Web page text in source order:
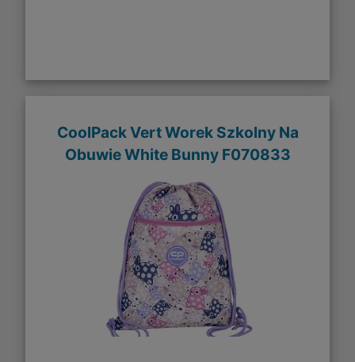
CoolPack Vert Worek Szkolny Na
Obuwie White Bunny F070833